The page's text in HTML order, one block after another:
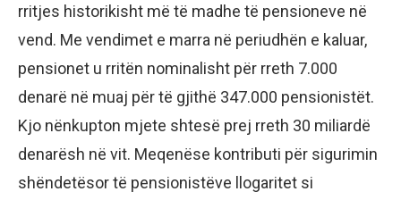
rritjes historikisht më të madhe të pensioneve në
vend. Me vendimet e marra në periudhën e kaluar,
pensionet u rritën nominalisht për rreth 7.000
denarë në muaj për të gjithë 347.000 pensionistët.
Kjo nënkupton mjete shtesë prej rreth 30 miliardë
denarësh në vit. Meqenëse kontributi për sigurimin
shëndetësor të pensionistëve llogaritet si